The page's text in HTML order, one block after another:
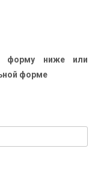
форму ниже или
форме